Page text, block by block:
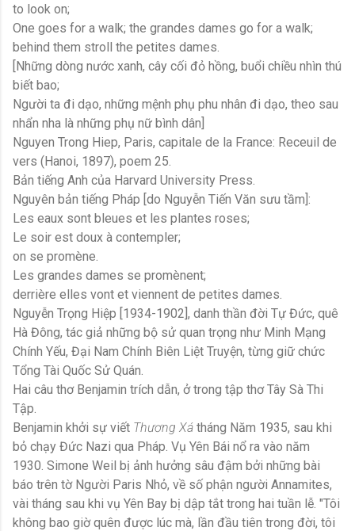
to look on;
One goes for a walk; the grandes dames go for a walk;
behind them stroll the petites dames.
[Những dòng nước xanh, cây cối đỏ hồng, buổi chiều nhìn thú
biết bao;
Người ta đi dạo, những mệnh phụ phu nhân đi dạo, theo sau
nhẩn nha là những phụ nữ bình dân]
Nguyen Trong Hiep, Paris, capitale de la France: Receuil de
vers (Hanoi, 1897), poem 25.
Bản tiếng Anh của Harvard University Press.
Nguyên bản tiếng Pháp [do Nguyễn Tiến Văn sưu tầm]:
Les eaux sont bleues et les plantes roses;
Le soir est doux à contempler;
on se promène.
Les grandes dames se promènent;
derrière elles vont et viennent de petites dames.
Nguyễn Trọng Hiệp [1934-1902], danh thần đời Tự Đức, quê
Hà Đông, tác giả những bộ sử quan trọng như Minh Mạng
Chính Yếu, Đại Nam Chính Biên Liệt Truyện, từng giữ chức
Tổng Tài Quốc Sử Quán.
Hai câu thơ Benjamin trích dẫn, ở trong tập thơ Tây Sà Thi
Tập.
Benjamin khởi sự viết Thương Xá tháng Năm 1935, sau khi
bỏ chạy Đức Nazi qua Pháp. Vụ Yên Bái nổ ra vào năm
1930. Simone Weil bị ảnh hưởng sâu đậm bởi những bài
báo trên tờ Người Paris Nhỏ, về số phận người Annamites,
vài tháng sau khi vụ Yên Bay bị dập tắt trong hai tuần lễ. "Tôi
không bao giờ quên được lúc mà, lần đầu tiên trong đời, tôi